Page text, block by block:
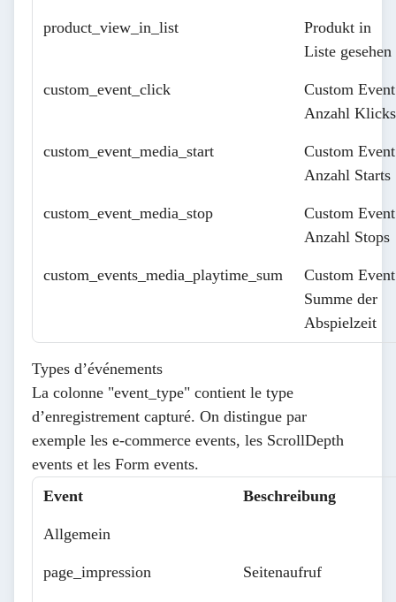
product_view_in_list
Produkt in
Liste gesehen
custom_event_click
Custom Event
Anzahl Klicks
custom_event_media_start
Custom Event
Anzahl Starts
custom_event_media_stop
Custom Event
Anzahl Stops
custom_events_media_playtime_sum
Custom Event
Summe der
Abspielzeit
Types d’événements
La colonne "event_type" contient le type
d’enregistrement capturé. On distingue par
exemple les e-commerce events, les ScrollDepth
events et les Form events.
Event
Beschreibung
Allgemein
page_impression Seitenaufruf